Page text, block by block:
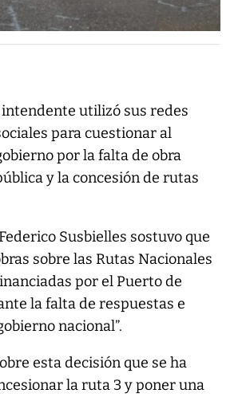
utilizó sus redes
para cuestionar al
por la falta de obra
y la concesión de rutas
Susbielles sostuvo que
sobre las Rutas Nacionales
por el Puerto de
la falta de respuestas e
nacional”.
esta decisión que se ha
la ruta 3 y poner una